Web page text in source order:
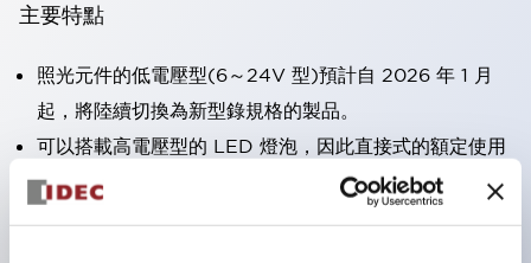
主要特點
照光元件的低電壓型(6～24V 型)預計自 2026 年 1 月
起，將陸續切換為新型錄規格的製品。
可以搭載高電壓型的 LED 燈泡，因此直接式的額定使用
電壓最高可支援至 240V。